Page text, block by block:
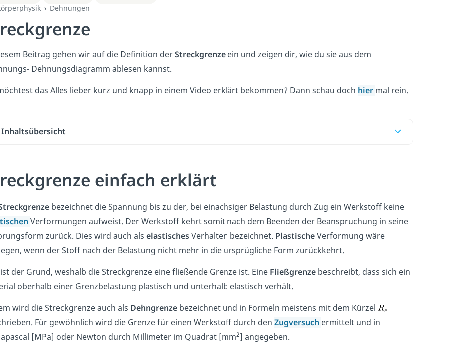
Dehnungen
Beitrag gehen wir auf die Definition derStreckgrenzeein und zeigen dir, wie du sie aus dem
Dehnungsdiagramm ablesen kannst.
das Alles lieber kurz und knapp in einem Video erklärt bekommen? Dann schau doch hier mal rein.
Inhaltsübersicht
einfach erklärt
bezeichnet die Spannung bis zu der, bei einachsiger Belastung durch Zug ein Werkstoff keine
Verformungen aufweist. Der Werkstoff kehrt somit nach dem Beenden der Beanspruchung in seine
zurück. Dies wird auch als elastischesVerhalten bezeichnet. PlastischeVerformung wäre
wenn der Stoff nach der Belastung nicht mehr in die ursprügliche Form zurückkehrt.
ist der Grund, weshalb die Streckgrenze eine fließende Grenze ist. Eine Fließgrenzebeschreibt, dass sich ein
oberhalb einer Grenzbelastung plastisch und unterhalb elastisch verhält.
wird die Streckgrenze auch als Dehngrenzebezeichnet und in Formeln meistens mit dem Kürzel
Für gewöhnlich wird die Grenze für einen Werkstoff durch den Zugversuch ermittelt und in
[MPa] oder Newton durch Millimeter im Quadrat [mm2] angegeben.